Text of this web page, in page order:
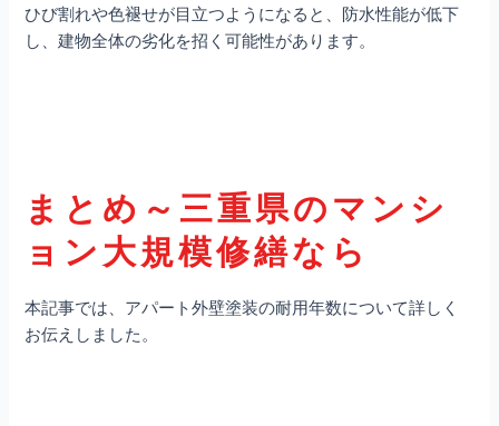
ひび割れや色褪せが目立つようになると、防水性能が低下
し、建物全体の劣化を招く可能性があります。
まとめ～三重県のマンシ
ョン大規模修繕なら
本記事では、アパート外壁塗装の耐用年数について詳しく
お伝えしました。